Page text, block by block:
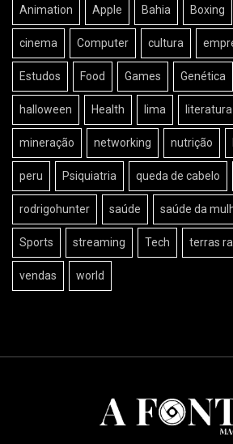
Animation Apple Bahia Boxing
cinema Computer cultura
Estudos Food Games Genética
halloween Health lima literatura
mineração networking nutrição
peru Psiquiatria queda de cabelo
rodrigohunter saúde saúde da
Sports streaming Tech terras
vendas world